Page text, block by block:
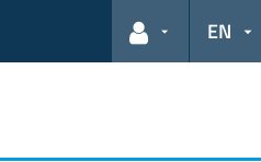
User links
EN